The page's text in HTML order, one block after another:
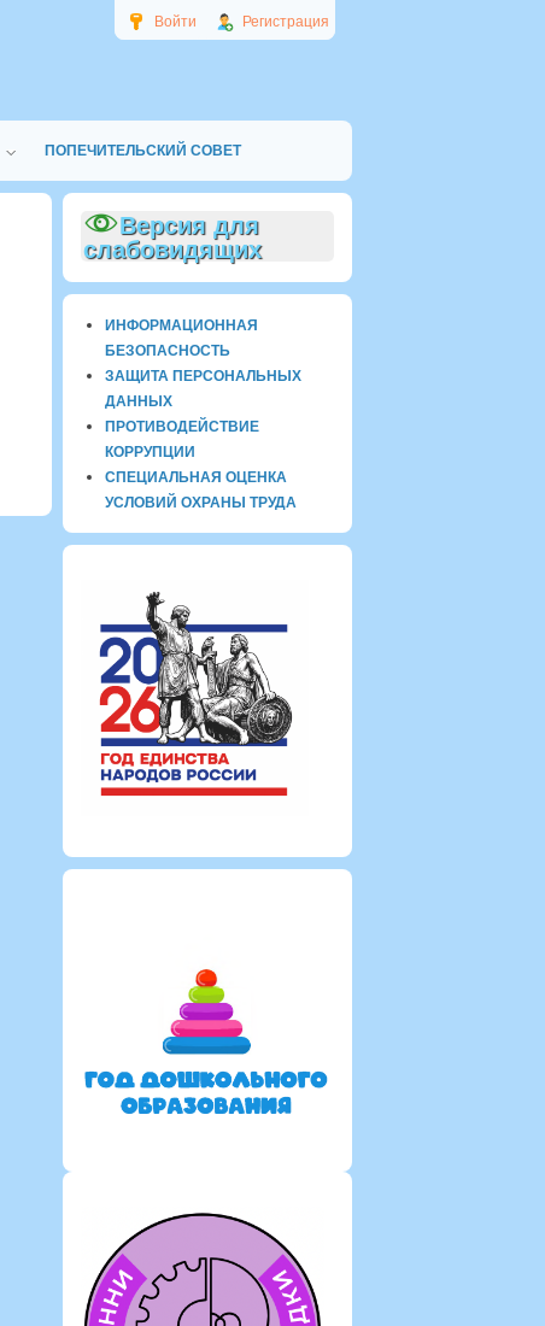
Войти Регистрация
ПОПЕЧИТЕЛЬСКИЙ СОВЕТ
Версия для
слабовидящих
ИНФОРМАЦИОННАЯ
БЕЗОПАСНОСТЬ
ЗАЩИТА ПЕРСОНАЛЬНЫХ
ДАННЫХ
ПРОТИВОДЕЙСТВИЕ
КОРРУПЦИИ
СПЕЦИАЛЬНАЯ ОЦЕНКА
УСЛОВИЙ ОХРАНЫ ТРУДА